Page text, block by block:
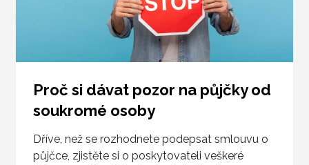
Proč si dávat pozor na půjčky od
soukromé osoby
Dříve, než se rozhodnete podepsat smlouvu o
půjčce, zjistěte si o poskytovateli veškeré